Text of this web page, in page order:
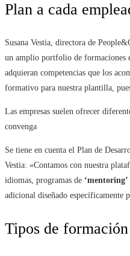
Plan a cada
Susana Vestia, directora de
un amplio portfolio de formaciones
adquieran competencias que los
formativo para nuestra plantilla,
Las empresas suelen ofrecer
convenga
Se tiene en cuenta el Plan de
Vestia: «Contamos con nuestra
idiomas, programas de ‘mentoring’
adicional diseñado específicamente
Tipos de formación